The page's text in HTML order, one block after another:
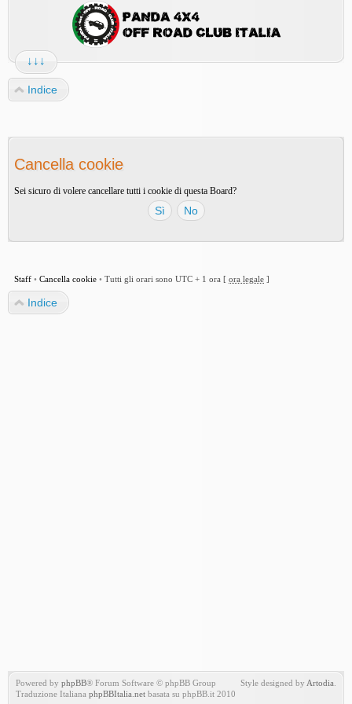
↓↓↓
Indice
Cancella cookie
Sei sicuro di volere cancellare tutti i cookie di questa Board?
Staff • Cancella cookie • Tutti gli orari sono UTC + 1 ora [ ora legale ]
Indice
Powered by phpBB® Forum Software © phpBB Group
Traduzione Italiana phpBBItalia.net basata su phpBB.it 2010
Style designed by Artodia